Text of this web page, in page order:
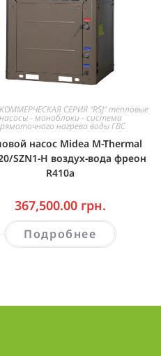
СЕРИЯ "RSJ" тепловые
- моноблоки - система
нагрева воды ГВС
насос Midea M-Thermal
SZN1-H воздух-вода фреон
R410а
367,500.00 грн.
Подробнее